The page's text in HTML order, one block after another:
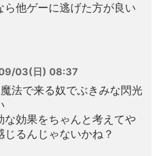
ら他ゲーに逃げた方が良い
03(日) 08:37
法で来る奴でぶきみな閃光
な効果をちゃんと考えてや
じるんじゃないかね？